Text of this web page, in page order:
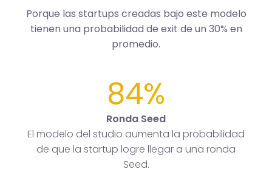
Porque las startups creadas bajo este modelo
tienen una probabilidad de exit de un 30% en
promedio.
84%
Ronda Seed
El modelo del studio aumenta la probabilidad
de que la startup logre llegar a una ronda
Seed.